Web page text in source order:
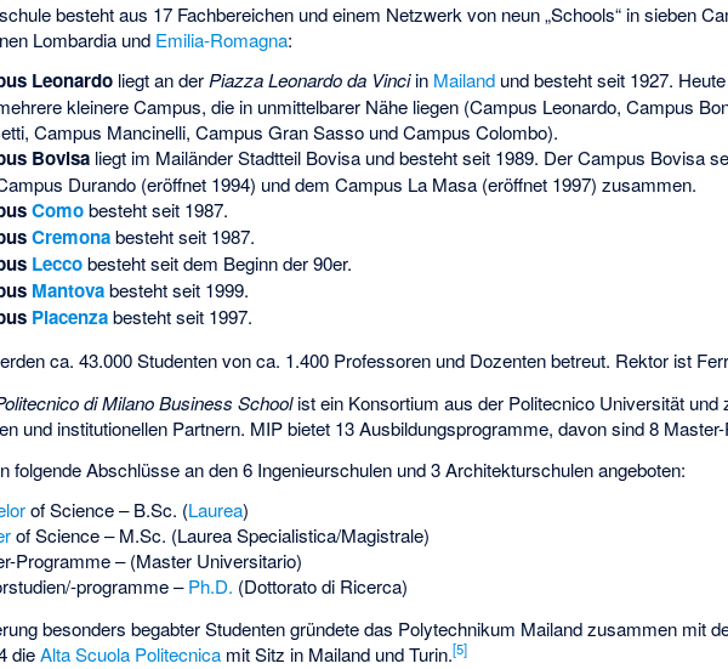
besteht aus 17 Fachbereichen und einem Netzwerk von neun „Schools“ in sieben
Lombardia und Emilia-Romagna:
Leonardoliegt an derPiazza Leonardo da Vinciin Mailandund besteht seit 1927.
kleinere Campus, die in unmittelbarer Nähe liegen (Campus Leonardo, Campus
Campus Mancinelli, Campus Gran Sasso und Campus Colombo).
Bovisaliegt im Mailänder Stadtteil Bovisa und besteht seit 1989. Der Campus Bovisa
Durando (eröffnet 1994) und dem Campus La Masa (eröffnet 1997) zusammen.
Comobesteht seit 1987.
Cremonabesteht seit 1987.
Leccobesteht seit dem Beginn der 90er.
Mantovabesteht seit 1999.
Piacenzabesteht seit 1997.
ca. 43.000 Studenten von ca. 1.400 Professoren und Dozenten betreut. Rektor ist
di Milano Business Schoolist ein Konsortium aus der Politecnico Universität und
und institutionellen Partnern. MIP bietet 13 Ausbildungsprogramme, davon sind 8
folgende Abschlüsse an den 6 Ingenieurschulen und 3 Architekturschulen angeboten:
of Science – B.Sc. (Laurea)
of Science – M.Sc. (Laurea Specialistica/Magistrale)
Programme – (Master Universitario)
programme –Ph.D. (Dottorato di Ricerca)
besonders begabter Studenten gründete das Polytechnikum Mailand zusammen mit
dieAlta Scuola Politecnica mit Sitz in Mailand und Turin.[5]